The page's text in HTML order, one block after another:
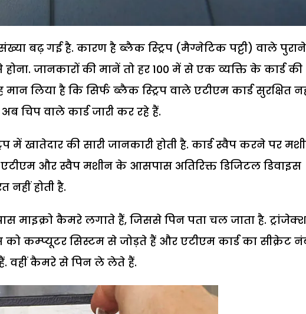
बढ़ गई है. कारण है ब्लैक स्ट्रिप (मैग्नेटिक पट्टी) वाले पुराने
जानकारों की मानें तो हर 100 में से एक व्यक्ति के कार्ड की
लिया है कि सिर्फ ब्लैक स्ट्रिप वाले एटीएम कार्ड सुरक्षित
चिप वाले कार्ड जारी कर रहे हैं.
में खातेदार की सारी जानकारी होती है. कार्ड स्वैप करने पर
एटीएम और स्वैप मशीन के आसपास अतिरिक्त डिजिटल डिवाइस
होती है.
माइक्रो कैमरे लगाते हैं, जिससे पिन पता चल जाता है.
को कम्प्यूटर सिस्टम से जोड़ते हैं और एटीएम कार्ड का सीक्रेट
वहीं कैमरे से पिन ले लेते हैं.